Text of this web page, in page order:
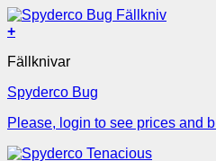
+
Fällknivar
Spyderco Bug
Please, login to see prices and